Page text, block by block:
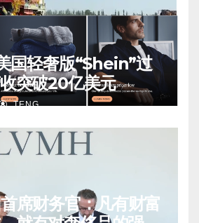
国轻奢版“Shein”过
突破20亿美元
TENG
席财务官：凡有财富